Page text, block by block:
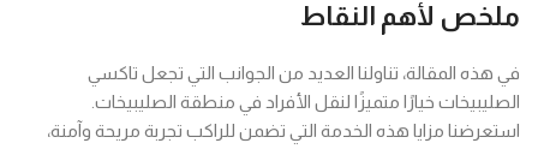
ملخص لأهم النقاط
في هذه المقالة، تناولنا العديد من الجوانب التي تجعل تاكسي
الصليبيخات خيارًا متميزًا لنقل الأفراد في منطقة الصليبيخات.
استعرضنا مزايا هذه الخدمة التي تضمن للراكب تجربة مريحة وآمنة،